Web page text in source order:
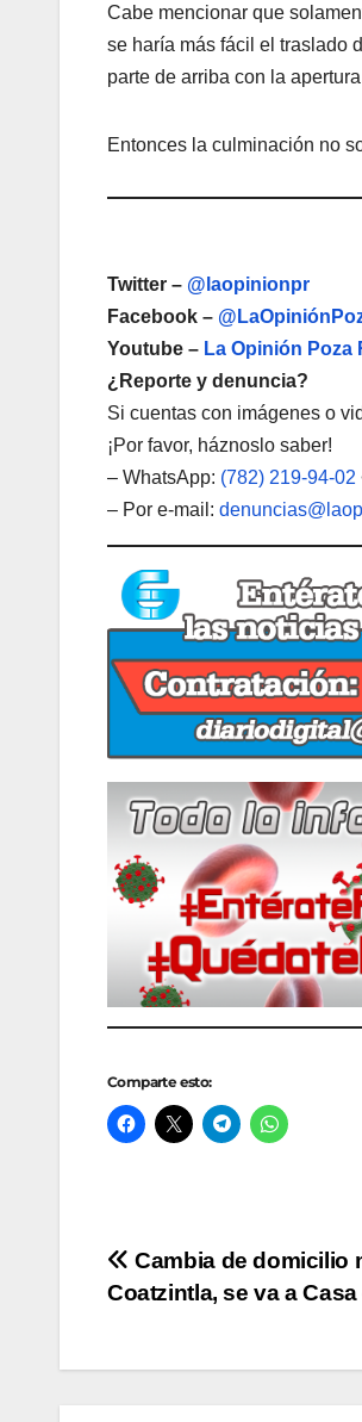
Cabe mencionar que
se haría más fácil el traslado
parte de arriba con la
Entonces la culminación no
Twitter – @laopinionpr
Facebook –
Youtube – La Opinión Poza
¿Reporte y denuncia?
Si cuentas con imágenes o
¡Por favor, háznoslo saber!
– WhatsApp: (782) 219-94-02
– Por e-mail:
Comparte esto:
Navegación
entradas
Cambia de domicilio
Coatzintla, se va a